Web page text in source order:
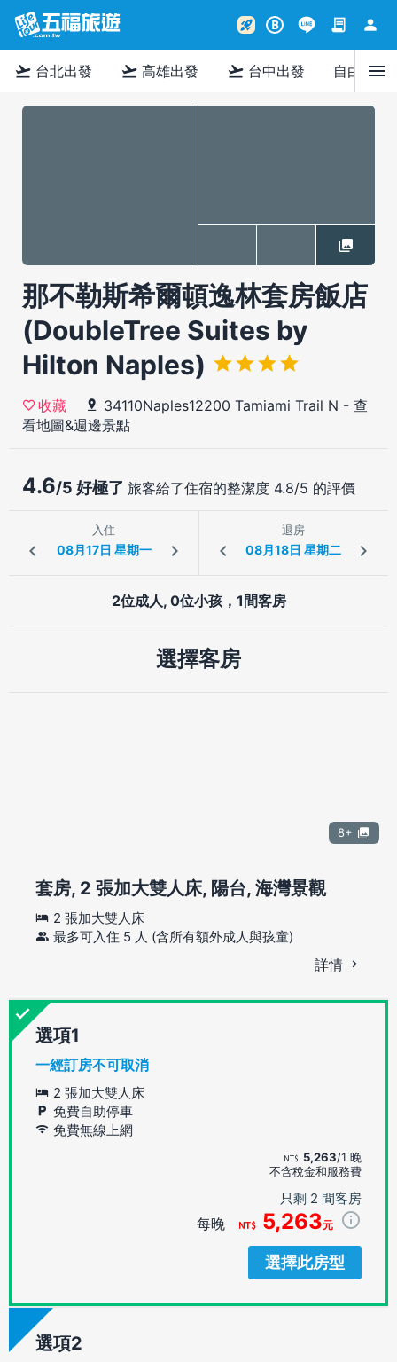
rocket_launch B contract person
flight_takeoff 台北出發 flight_takeoff 高雄出發 flight_takeoff 台中出發 自由行menu
那不勒斯希爾頓逸林套房飯店
(DoubleTree Suites by
Hilton Naples)
收藏 34110Naples12200 Tamiami Trail N - 查
看地圖&週邊景點
4.6/5 好極了 旅客給了住宿的整潔度 4.8/5 的評價
入住 退房
2位成人, 0位小孩，1間客房
選擇客房
8+
套房, 2 張加大雙人床, 陽台, 海灣景觀
2 張加大雙人床
最多可入住 5 人 (含所有額外成人與孩童)
詳情
選項
一經訂房不可取消
2 張加大雙人床
免費自助停車
免費無線上網
5,263/1 晚
不含稅金和服務費
只剩 2 間客房
每晚 5,263元
選擇此房型
選項